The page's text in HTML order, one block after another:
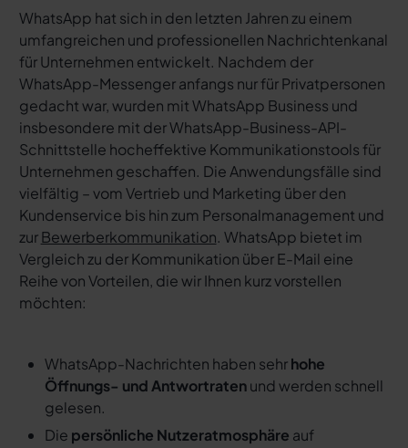
WhatsApp hat sich in den letzten Jahren zu einem
umfangreichen und professionellen Nachrichtenkanal
für Unternehmen entwickelt. Nachdem der
WhatsApp-Messenger anfangs nur für Privatpersonen
gedacht war, wurden mit WhatsApp Business und
insbesondere mit der WhatsApp-Business-API-
Schnittstelle hocheffektive Kommunikationstools für
Unternehmen geschaffen. Die Anwendungsfälle sind
vielfältig – vom Vertrieb und Marketing über den
Kundenservice bis hin zum Personalmanagement und
zurBewerberkommunikation. WhatsApp bietet im
Vergleich zu der Kommunikation über E-Mail eine
Reihe von Vorteilen, die wir Ihnen kurz vorstellen
möchten:
WhatsApp-Nachrichten haben sehrhohe
Öffnungs- und Antwortratenund werden schnell
gelesen.
Die persönliche Nutzeratmosphäre auf